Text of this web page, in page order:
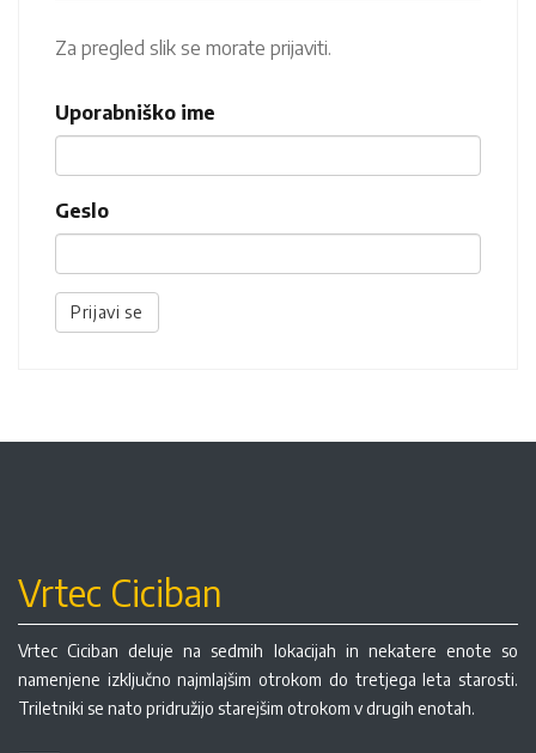
Za pregled slik se morate prijaviti.
Uporabniško ime
Geslo
Prijavi se
Vrtec Ciciban
Vrtec Ciciban deluje na sedmih lokacijah in nekatere enote so
namenjene izključno najmlajšim otrokom do tretjega leta starosti.
Triletniki se nato pridružijo starejšim otrokom v drugih enotah.